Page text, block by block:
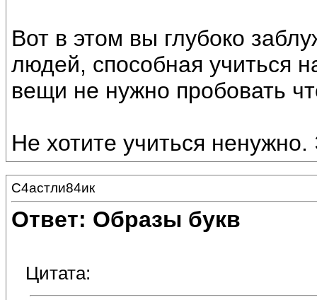
Вот в этом вы глубоко
людей, способная учиться
вещи не нужно пробовать
Не хотите учиться
С4астли84ик
Ответ: Образы букв
Цитата: